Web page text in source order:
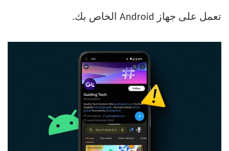
تعمل على جهاز Android الخاص بك.